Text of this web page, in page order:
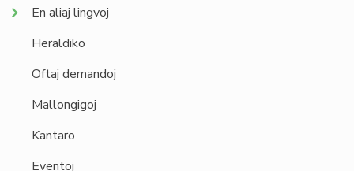
En aliaj lingvoj
Heraldiko
Oftaj demandoj
Mallongigoj
Kantaro
Eventoj